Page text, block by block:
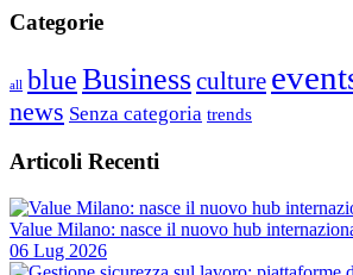
Categorie
all blueBusinessculture
news Senza categoria trends
Articoli Recenti
Value Milano: nasce il nuovo hub
06 Lug 2026